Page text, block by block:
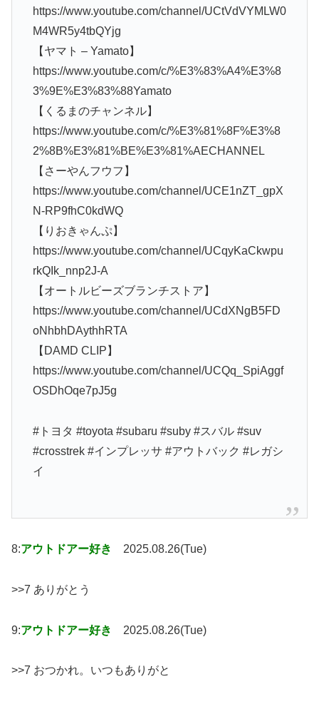
https://www.youtube.com/channel/UCtVdVYMLW0
M4WR5y4tbQYjg
【ヤマト – Yamato】
https://www.youtube.com/c/%E3%83%A4%E3%8
3%9E%E3%83%88Yamato
【くるまのチャンネル】
https://www.youtube.com/c/%E3%81%8F%E3%8
2%8B%E3%81%BE%E3%81%AECHANNEL
【さーやんフウフ】
https://www.youtube.com/channel/UCE1nZT_gpX
N-RP9fhC0kdWQ
【りおきゃんぷ】
https://www.youtube.com/channel/UCqyKaCkwpu
rkQIk_nnp2J-A
【オートルビーズブランチストア】
https://www.youtube.com/channel/UCdXNgB5FD
oNhbhDAythhRTA
【DAMD CLIP】
https://www.youtube.com/channel/UCQq_SpiAggf
OSDhOqe7pJ5g
#トヨタ #toyota #subaru #suby #スバル #suv
#crosstrek #インプレッサ #アウトバック #レガシ
イ
8:アウトドアー好き 2025.08.26(Tue)
>>7 ありがとう
9:アウトドアー好き 2025.08.26(Tue)
>>7 おつかれ。いつもありがと